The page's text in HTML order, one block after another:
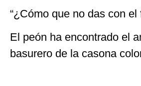
“¿Cómo que no das con el
El peón ha encontrado el
basurero de la casona